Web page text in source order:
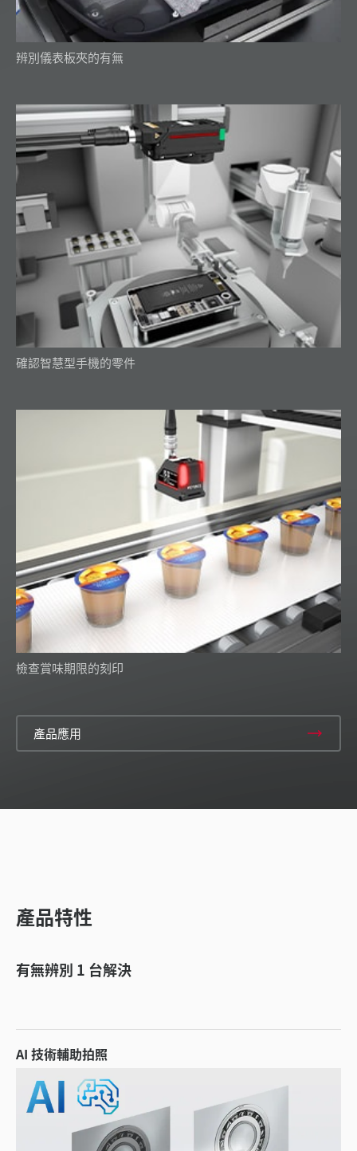
辨別儀表板夾的有無
確認智慧型手機的零件
檢查賞味期限的刻印
產品應用
產品特性
有無辨別 1 台解決
AI 技術輔助拍照